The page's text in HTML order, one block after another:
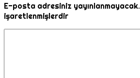
E-posta adresiniz yayınlanmayacak.
işaretlenmişlerdir